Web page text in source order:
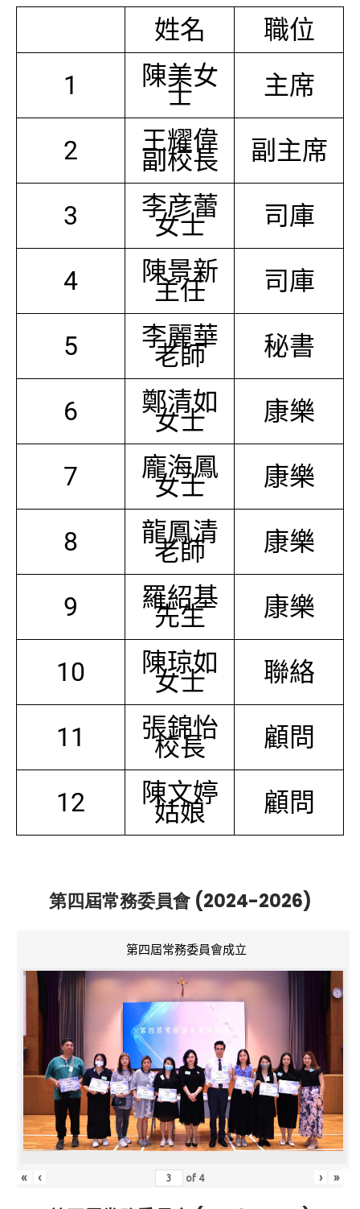
姓名
職位
1
陳美女
士 主席
2 王耀偉
副校長 副主席
3 李彦蕾
女士 司庫
4 陳景新
主任 司庫
5 李麗華
老師 秘書
6 鄭清如
女士 康樂
7 龐海鳳
女士 康樂
8 龍鳳清
老師 康樂
9 羅紹基
先生 康樂
10 陳琼如
女士 聯絡
11 張錦怡
校長 顧問
12 陳文婷
姑娘 顧問
第四屆常務委員會 (2024-2026)
第四屆常務委員會成立
« ‹ of 4 › »